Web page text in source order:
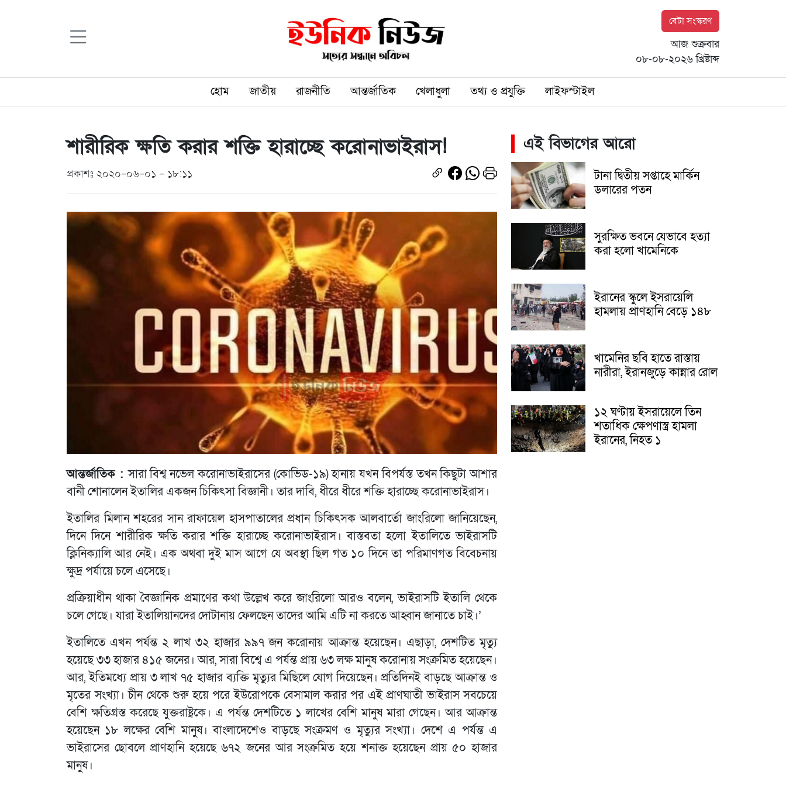
বেটা সংস্করণ
আজ শুক্রবার
০৮-০৮-২০২৬ খ্রিষ্টাব্দ
হোম জাতীয় রাজনীতি আন্তর্জাতিক খেলাধুলা তথ্য ও প্রযুক্তি লাইফস্টাইল
শারীরিক ক্ষতি করার শক্তি হারাচ্ছে করোনাভাইরাস!
প্রকাশঃ ২০২০-০৬-০১ - ১৮:১১
আন্তর্জাতিক :সারা বিশ্ব নভেল করোনাভাইরাসের (কোভিড-১৯) হানায় যখন বিপর্যস্ত তখন কিছুটা আশার
বানী শোনালেন ইতালির একজন চিকিৎসা বিজ্ঞানী। তার দাবি, ধীরে ধীরে শক্তি হারাচ্ছে করোনাভাইরাস।
ইতালির মিলান শহরের সান রাফায়েল হাসপাতালের প্রধান চিকিৎসক আলবার্তো জাংরিলো জানিয়েছেন,
দিনে দিনে শারীরিক ক্ষতি করার শক্তি হারাচ্ছে করোনাভাইরাস। বাস্তবতা হলো ইতালিতে ভাইরাসটি
ক্লিনিক্যালি আর নেই। এক অথবা দুই মাস আগে যে অবস্থা ছিল গত ১০ দিনে তা পরিমাণগত বিবেচনায়
ক্ষুদ্র পর্যায়ে চলে এসেছে।
প্রক্রিয়াধীন থাকা বৈজ্ঞানিক প্রমাণের কথা উল্লেখ করে জাংরিলো আরও বলেন, ভাইরাসটি ইতালি থেকে
চলে গেছে। যারা ইতালিয়ানদের দোটানায় ফেলছেন তাদের আমি এটি না করতে আহ্বান জানাতে চাই।’
ইতালিতে এখন পর্যন্ত ২ লাখ ৩২ হাজার ৯৯৭ জন করোনায় আক্রান্ত হয়েছেন। এছাড়া, দেশটিত মৃত্যু
হয়েছে ৩৩ হাজার ৪১৫ জনের। আর, সারা বিশ্বে এ পর্যন্ত প্রায় ৬৩ লক্ষ মানুষ করোনায় সংক্রমিত হয়েছেন।
আর, ইতিমধ্যে প্রায় ৩ লাখ ৭৫ হাজার ব্যক্তি মৃত্যুর মিছিলে যোগ দিয়েছেন। প্রতিদিনই বাড়ছে আক্রান্ত ও
মৃতের সংখ্যা। চীন থেকে শুরু হয়ে পরে ইউরোপকে বেসামাল করার পর এই প্রাণঘাতী ভাইরাস সবচেয়ে
বেশি ক্ষতিগ্রস্ত করেছে যুক্তরাষ্ট্রকে। এ পর্যন্ত দেশটিতে ১ লাখের বেশি মানুষ মারা গেছেন। আর আক্রান্ত
হয়েছেন ১৮ লক্ষের বেশি মানুষ। বাংলাদেশেও বাড়ছে সংক্রমণ ও মৃত্যুর সংখ্যা। দেশে এ পর্যন্ত এ
ভাইরাসের ছোবলে প্রাণহানি হয়েছে ৬৭২ জনের আর সংক্রমিত হয়ে শনাক্ত হয়েছেন প্রায় ৫০ হাজার
মানুষ।
এই বিভাগের আরো
টানা দ্বিতীয় সপ্তাহে মার্কিন
ডলারের পতন
সুরক্ষিত ভবনে যেভাবে হত্যা
করা হলো খামেনিকে
ইরানের স্কুলে ইসরায়েলি
হামলায় প্রাণহানি বেড়ে ১৪৮
খামেনির ছবি হাতে রাস্তায়
নারীরা, ইরানজুড়ে কান্নার রোল
১২ ঘণ্টায় ইসরায়েলে তিন
শতাধিক ক্ষেপণাস্ত্র হামলা
ইরানের, নিহত ১